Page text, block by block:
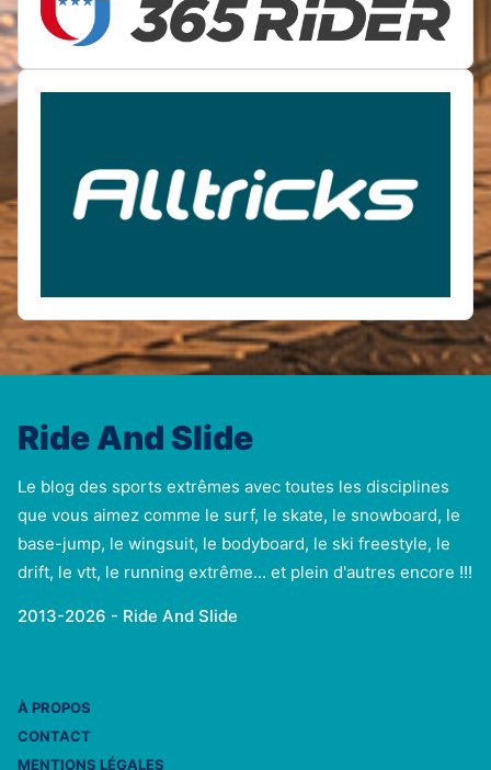
Ride And Slide
Le blog des sports extrêmes avec toutes les disciplines
que vous aimez comme le surf, le skate, le snowboard, le
base-jump, le wingsuit, le bodyboard, le ski freestyle, le
drift, le vtt, le running extrême... et plein d'autres encore !!!
2013-2026 - Ride And Slide
À PROPOS
CONTACT
MENTIONS LÉGALES